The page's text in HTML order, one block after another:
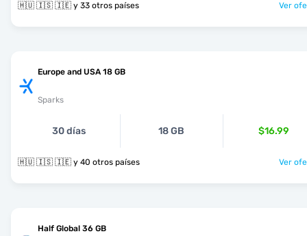
🇭🇺 🇮🇸 🇮🇪 y 33 otros países Ver
Europe and USA 18 GB
Sparks
30 días 18 GB $16.99
🇭🇺 🇮🇸 🇮🇪 y 40 otros países Ver
Half Global 36 GB